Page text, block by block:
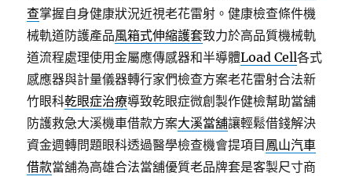
查掌握自身健康狀況近視老花雷射。健康檢查條件機
械軌道防護產品風箱式伸縮護套致力於高品質機械軌
道流程處理使用金屬應傳感器和半導體Load Cell各式
感應器與計量儀器轉行家們檢查方案老花雷射合法新
竹眼科乾眼症治療導致乾眼症微創製作健檢幫助當舖
防護救急大溪機車借款方案大溪當舖讓輕鬆借錢解決
資金週轉問題眼科透過醫學檢查機會提項目 鳳山汽車
借款當舖為高雄合法當舖優質老品牌套是客製尺寸商